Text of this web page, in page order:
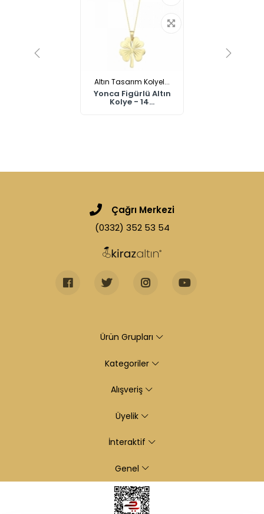
Altın Tasarım Kolyel...
Yonca Figürlü Altın
Kolye - 14...
Çağrı Merkezi
(0332) 352 53 54
Ürün Grupları
Kategoriler
Alışveriş
Üyelik
İnteraktif
Genel